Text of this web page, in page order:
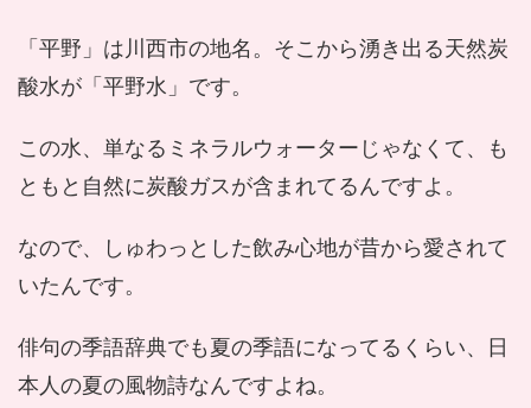
「平野」は川西市の地名。そこから湧き出る天然炭
酸水が「平野水」です。
この水、単なるミネラルウォーターじゃなくて、も
ともと自然に炭酸ガスが含まれてるんですよ。
なので、しゅわっとした飲み心地が昔から愛されて
いたんです。
俳句の季語辞典でも夏の季語になってるくらい、日
本人の夏の風物詩なんですよね。